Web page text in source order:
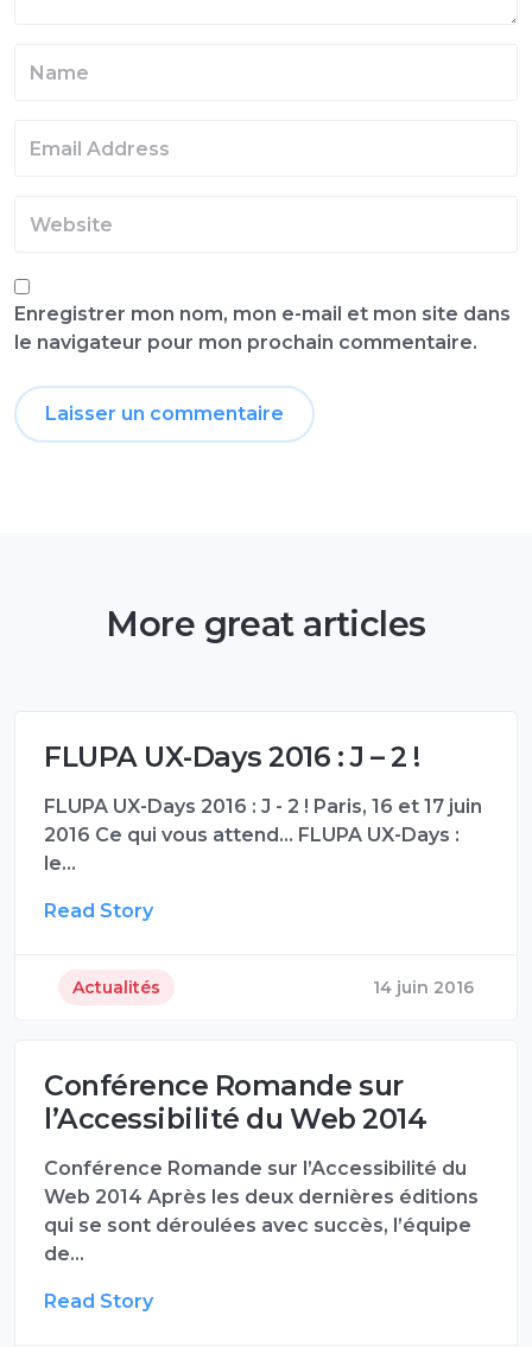
Enregistrer mon nom, mon e-mail et mon site dans
le navigateur pour mon prochain commentaire.
More great articles
FLUPA UX-Days 2016 : J – 2 !
FLUPA UX-Days 2016 : J - 2 ! Paris, 16 et 17 juin
2016 Ce qui vous attend... FLUPA UX-Days :
le…
Read Story
Actualités 14 juin 2016
Conférence Romande sur
l’Accessibilité du Web 2014
Conférence Romande sur l’Accessibilité du
Web 2014 Après les deux dernières éditions
qui se sont déroulées avec succès, l’équipe
de…
Read Story